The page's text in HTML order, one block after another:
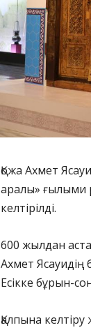
Қожа Ахмет
аралы» ғылыми
келтірілді.
600 жылдан
Ахмет Ясауидің
Есікке бұрын-
Қалпына